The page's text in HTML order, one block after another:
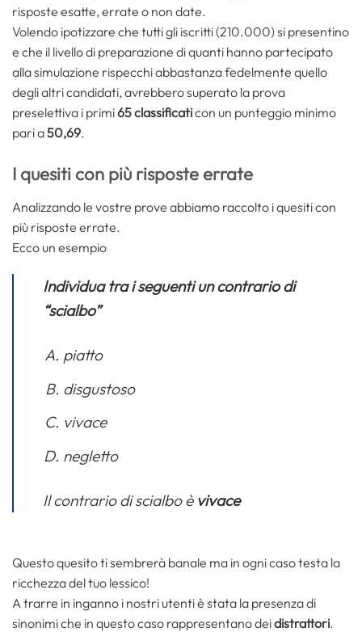
risposte esatte, errate o non date.
Volendo ipotizzare che tutti gli iscritti (210.000) si presentino
e che il livello di preparazione di quanti hanno partecipato
alla simulazione rispecchi abbastanza fedelmente quello
degli altri candidati, avrebbero superato la prova
preselettiva i primi65 classificaticon un punteggio minimo
pari a50,69.
I quesiti con più risposte errate
Analizzando le vostre prove abbiamo raccolto i quesiti con
più risposte errate.
Ecco un esempio
Individua tra i seguenti un contrario di
“scialbo”
piatto
disgustoso
vivace
negletto
Il contrario di scialbo è vivace
Questo quesito ti sembrerà banale ma in ogni caso testa la
ricchezza del tuo lessico!
A trarre in inganno i nostri utenti è stata la presenza di
sinonimi che in questo caso rappresentano deidistrattori.